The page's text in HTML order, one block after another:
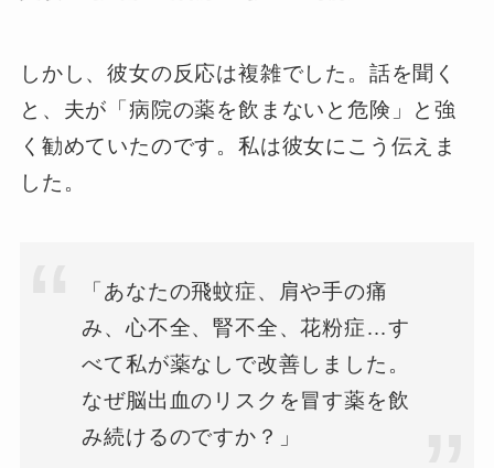
しかし、彼女の反応は複雑でした。話を聞く
と、夫が「病院の薬を飲まないと危険」と強
く勧めていたのです。私は彼女にこう伝えま
した。
「あなたの飛蚊症、肩や手の痛
み、心不全、腎不全、花粉症…す
べて私が薬なしで改善しました。
なぜ脳出血のリスクを冒す薬を飲
み続けるのですか？」